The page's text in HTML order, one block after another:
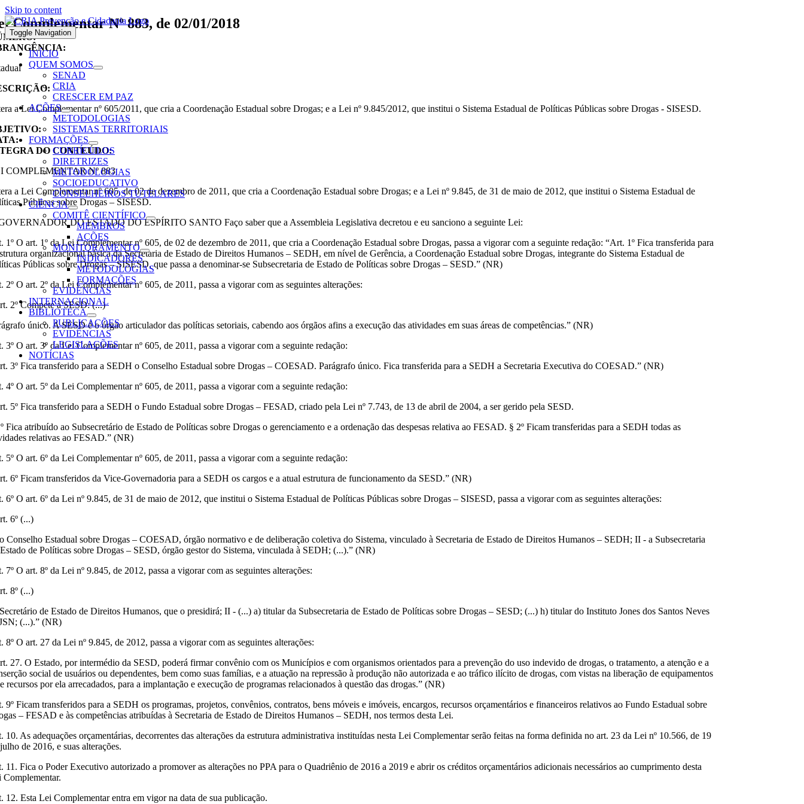
Skip to content
Toggle Navigation
INÍCIO
QUEM SOMOS
SENAD
CRIA
CRESCER EM PAZ
AÇÕES
METODOLOGIAS
SISTEMAS TERRITORIAIS
FORMAÇÕES
CURRÍCULOS
DIRETRIZES
METODOLOGIAS
SOCIOEDUCATIVO
CONSELHEIROS TUTELARES
CIÊNCIA
COMITÊ CIENTÍFICO
MEMBROS
AÇÕES
MONITORAMENTO
INDICADORES
METODOLOGIAS
FORMAÇÕES
EVIDÊNCIAS
INTERNACIONAL
BIBLIOTECA
PUBLICAÇÕES
EVIDÊNCIAS
LEGISLAÇÕES
NOTÍCIAS
Complementar Nº 883, de 02/01/2018
a Lei Complementar nº 605/2011, que cria a Coordenação Estadual sobre Drogas; e a Lei nº 9.845/2012, que institui o Sistema Estadual de Políticas Públicas sobre Drogas - SISESD.
DO CONTEÚDO:
COMPLEMENTAR Nº 883
a Lei Complementar nº 605, de 02 de dezembro de 2011, que cria a Coordenação Estadual sobre Drogas; e a Lei nº 9.845, de 31 de maio de 2012, que institui o Sistema Estadual de
Públicas sobre Drogas – SISESD.
DO ESTADO DO ESPÍRITO SANTO Faço saber que a Assembleia Legislativa decretou e eu sanciono a seguinte Lei:
1º O art. 1º da Lei Complementar nº 605, de 02 de dezembro de 2011, que cria a Coordenação Estadual sobre Drogas, passa a vigorar com a seguinte redação: “Art. 1º Fica transferida para
organizacional básica da Secretaria de Estado de Direitos Humanos – SEDH, em nível de Gerência, a Coordenação Estadual sobre Drogas, integrante do Sistema Estadual de
Públicas sobre Drogas – SISESD, que passa a denominar-se Subsecretaria de Estado de Políticas sobre Drogas – SESD.” (NR)
2º O art. 2º da Lei Complementar nº 605, de 2011, passa a vigorar com as seguintes alterações:
2º Compete à SESD: (...)
único. A SESD é o órgão articulador das políticas setoriais, cabendo aos órgãos afins a execução das atividades em suas áreas de competências.” (NR)
3º O art. 3º da Lei Complementar nº 605, de 2011, passa a vigorar com a seguinte redação:
3º Fica transferido para a SEDH o Conselho Estadual sobre Drogas – COESAD. Parágrafo único. Fica transferida para a SEDH a Secretaria Executiva do COESAD.” (NR)
4º O art. 5º da Lei Complementar nº 605, de 2011, passa a vigorar com a seguinte redação:
5º Fica transferido para a SEDH o Fundo Estadual sobre Drogas – FESAD, criado pela Lei nº 7.743, de 13 de abril de 2004, a ser gerido pela SESD.
Fica atribuído ao Subsecretário de Estado de Políticas sobre Drogas o gerenciamento e a ordenação das despesas relativa ao FESAD. § 2º Ficam transferidas para a SEDH todas as
relativas ao FESAD.” (NR)
5º O art. 6º da Lei Complementar nº 605, de 2011, passa a vigorar com a seguinte redação:
6º Ficam transferidos da Vice-Governadoria para a SEDH os cargos e a atual estrutura de funcionamento da SESD.” (NR)
6º O art. 6º da Lei nº 9.845, de 31 de maio de 2012, que institui o Sistema Estadual de Políticas Públicas sobre Drogas – SISESD, passa a vigorar com as seguintes alterações:
6º (...)
Conselho Estadual sobre Drogas – COESAD, órgão normativo e de deliberação coletiva do Sistema, vinculado à Secretaria de Estado de Direitos Humanos – SEDH; II - a Subsecretaria
de Políticas sobre Drogas – SESD, órgão gestor do Sistema, vinculada à SEDH; (...).” (NR)
7º O art. 8º da Lei nº 9.845, de 2012, passa a vigorar com as seguintes alterações:
8º (...)
de Estado de Direitos Humanos, que o presidirá; II - (...) a) titular da Subsecretaria de Estado de Políticas sobre Drogas – SESD; (...) h) titular do Instituto Jones dos Santos Neves
(...).” (NR)
8º O art. 27 da Lei nº 9.845, de 2012, passa a vigorar com as seguintes alterações:
27. O Estado, por intermédio da SESD, poderá firmar convênio com os Municípios e com organismos orientados para a prevenção do uso indevido de drogas, o tratamento, a atenção e a
social de usuários ou dependentes, bem como suas famílias, e a atuação na repressão à produção não autorizada e ao tráfico ilícito de drogas, com vistas na liberação de equipamentos
recursos por ela arrecadados, para a implantação e execução de programas relacionados à questão das drogas.” (NR)
9º Ficam transferidos para a SEDH os programas, projetos, convênios, contratos, bens móveis e imóveis, encargos, recursos orçamentários e financeiros relativos ao Fundo Estadual sobre
– FESAD e às competências atribuídas à Secretaria de Estado de Direitos Humanos – SEDH, nos termos desta Lei.
10. As adequações orçamentárias, decorrentes das alterações da estrutura administrativa instituídas nesta Lei Complementar serão feitas na forma definida no art. 23 da Lei nº 10.566, de 19
de 2016, e suas alterações.
11. Fica o Poder Executivo autorizado a promover as alterações no PPA para o Quadriênio de 2016 a 2019 e abrir os créditos orçamentários adicionais necessários ao cumprimento desta
Complementar.
12. Esta Lei Complementar entra em vigor na data de sua publicação.